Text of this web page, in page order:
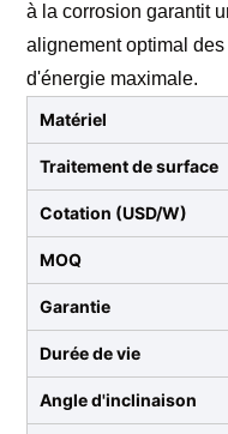
à la corrosion garantit
alignement optimal
d'énergie maximale.
Matériel
Traitement de surface
Cotation (USD/W)
MOQ
Garantie
Durée de vie
Angle d'inclinaison